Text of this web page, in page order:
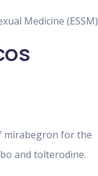
Medicine (ESSM)
mirabegron for the
and tolterodine.